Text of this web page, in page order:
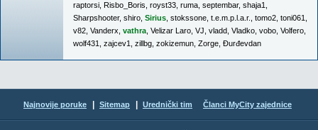
raptorsi Risbo_Boris royst33 ruma septembar, shaja1
Sharpshooter, shiro Sirius stokssone t.e.m.p.l.a.r. tomo2 toni061
v82 Vanderx vathra Velizar Laro VJ vladd Vladko vobo Volfero
wolf431
zajcev1 zillbg zokizemun Zorge Đurđevdan
Najnovije poruke Sitemap Urednički tim Članci MyCity zajednice